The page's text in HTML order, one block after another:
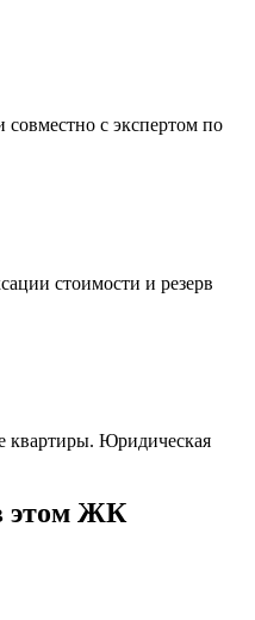
с экспертом по
стоимости и резерв
квартиры. Юридическая
этом ЖК